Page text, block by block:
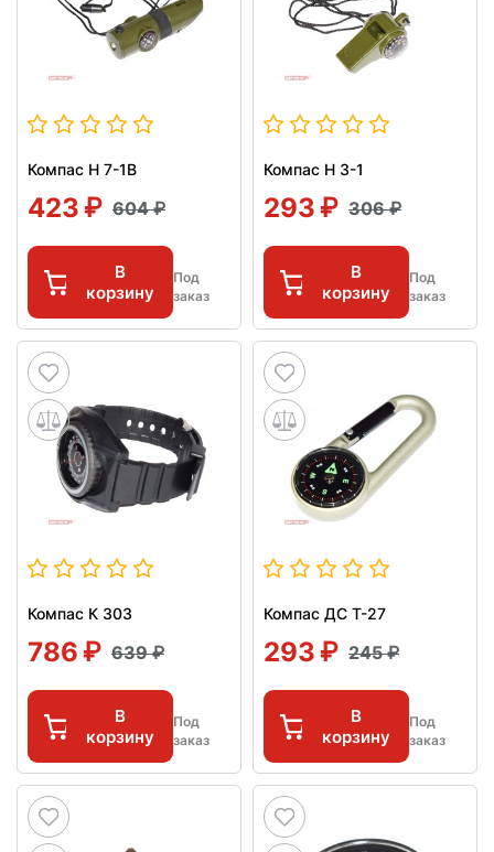
Компас Н 7-1B
423 604
В
корзину
Под
заказ
Компас Н 3-1
293 306
В
корзину
Под
заказ
Компас К 303
786 639
В
корзину
Под
заказ
Компас ДС Т-27
293 245
В
корзину
Под
заказ